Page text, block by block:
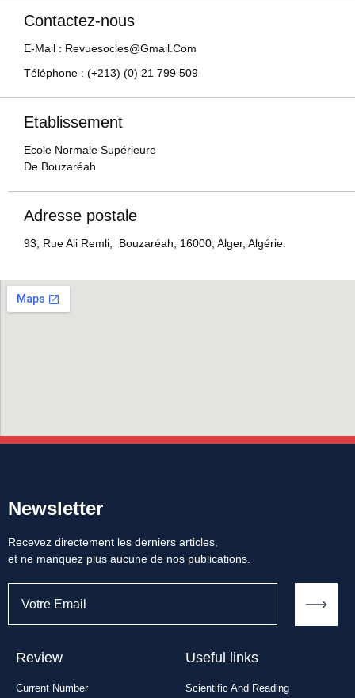
Contactez-nous
E-Mail : Revuesocles@gmail.com
Téléphone : (+213) (0) 21 799 509
Etablissement
Ecole Normale Supérieure
De Bouzaréah
Adresse postale
93, Rue Ali Remli, Bouzaréah, 16000, Alger, Algérie.
Newsletter
Recevez directement les derniers articles,
et ne manquez plus aucune de nos publications.
Review
Current Number
Useful links
Scientific And Reading